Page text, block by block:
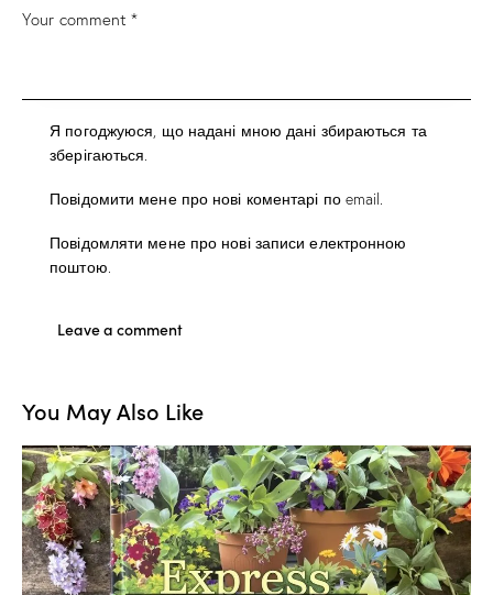
Я погоджуюся, що надані мною дані збираються та
зберігаються.
Повідомити мене про нові коментарі по email.
Повідомляти мене про нові записи електронною
поштою.
You May Also Like